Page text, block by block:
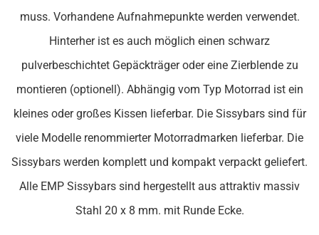
muss. Vorhandene Aufnahmepunkte werden verwendet.
Hinterher ist es auch möglich einen schwarz
pulverbeschichtet Gepäckträger oder eine Zierblende zu
montieren (optionell). Abhängig vom Typ Motorrad ist ein
kleines oder großes Kissen lieferbar. Die Sissybars sind für
viele Modelle renommierter Motorradmarken lieferbar. Die
Sissybars werden komplett und kompakt verpackt geliefert.
Alle EMP Sissybars sind hergestellt aus attraktiv massiv
Stahl 20 x 8 mm. mit Runde Ecke.